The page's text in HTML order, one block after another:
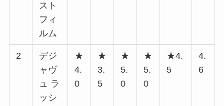
スト
フィ
ルム
2
デジ
ャヴ
ュ ラ
ッシ
★
4.
0
★
3.
5
★
5.
0
★
5.
0
★4.
5
4.
6